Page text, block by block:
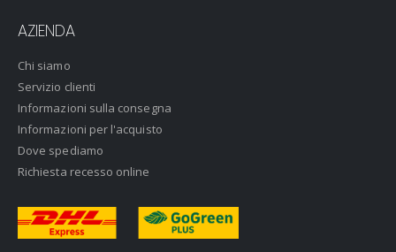
AZIENDA
Chi siamo
Servizio clienti
Informazioni sulla consegna
Informazioni per l'acquisto
Dove spediamo
Richiesta recesso online